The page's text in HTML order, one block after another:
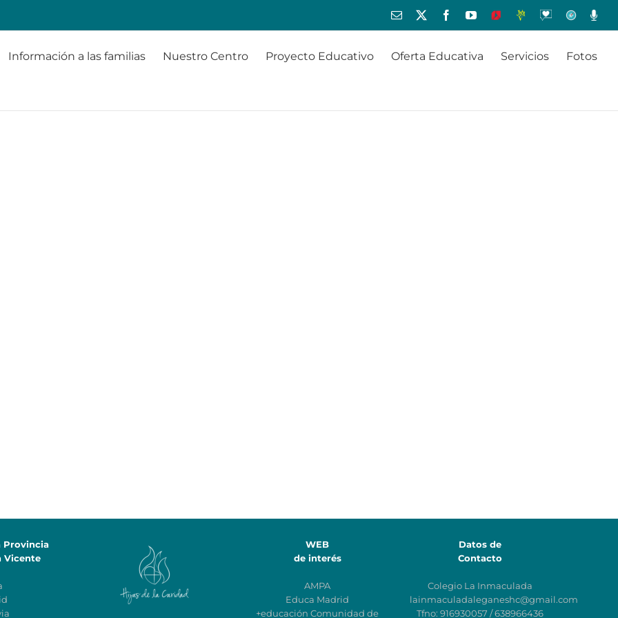
Correo
FacebookYouTube
Educamos
JMV OracionesOrientación
Radio
Información a las familias Nuestro Centro Proyecto Educativo Oferta Educativa Servicios Fotos
Provincia
Vicente
WEB
de interés
AMPA
Educa Madrid
+educación Comunidad de
Datos de
Contacto
Colegio La Inmaculada
lainmaculadaleganeshc@gmail.com
Tfno: 916930057 / 638966436